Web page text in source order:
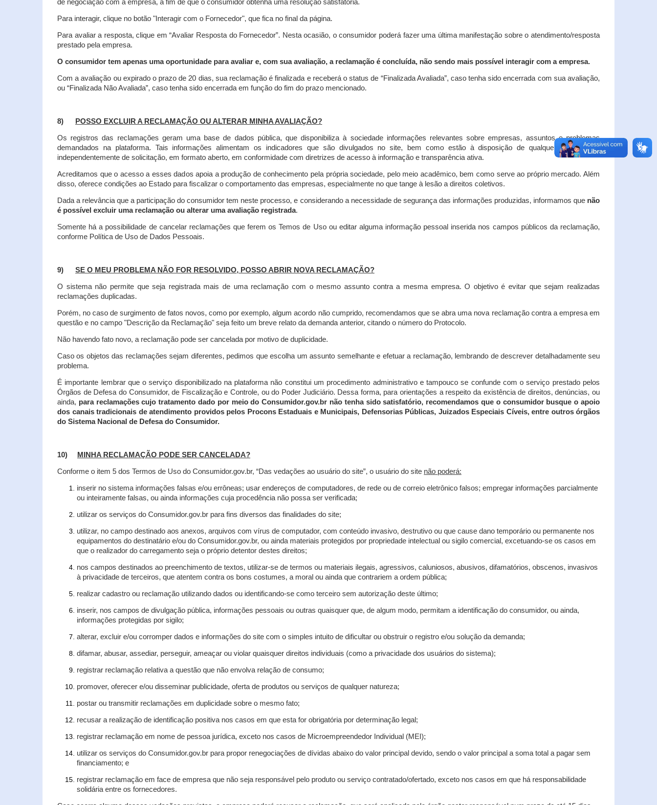
de negociação com a empresa, a fim de que o consumidor obtenha uma resolução satisfatória.
Para interagir, clique no botão "Interagir com o Fornecedor", que fica no final da página.
Para avaliar a resposta, clique em “Avaliar Resposta do Fornecedor”. Nesta ocasião, o consumidor poderá fazer uma última manifestação sobre o atendimento/resposta
prestado pela empresa.
O consumidor tem apenas uma oportunidade para avaliar e, com sua avaliação, a reclamação é concluída, não sendo mais possível interagir com a empresa.
Com a avaliação ou expirado o prazo de 20 dias, sua reclamação é finalizada e receberá o status de “Finalizada Avaliada”, caso tenha sido encerrada com sua avaliação,
ou “Finalizada Não Avaliada”, caso tenha sido encerrada em função do fim do prazo mencionado.
8) POSSO EXCLUIR A RECLAMAÇÃO OU ALTERAR MINHA AVALIAÇÃO?
Os registros das reclamações geram uma base de dados pública, que disponibiliza à sociedade informações relevantes sobre empresas, assuntos e problemas
demandados na plataforma. Tais informações alimentam os indicadores que são divulgados no site, bem como estão à disposição de qualquer interessado,
independentemente de solicitação, em formato aberto, em conformidade com diretrizes de acesso à informação e transparência ativa.
Acreditamos que o acesso a esses dados apoia a produção de conhecimento pela própria sociedade, pelo meio acadêmico, bem como serve ao próprio mercado. Além
disso, oferece condições ao Estado para fiscalizar o comportamento das empresas, especialmente no que tange à lesão a direitos coletivos.
Dada a relevância que a participação do consumidor tem neste processo, e considerando a necessidade de segurança das informações produzidas, informamos que não
é possível excluir uma reclamação ou alterar uma avaliação registrada.
Somente há a possibilidade de cancelar reclamações que ferem os Temos de Uso ou editar alguma informação pessoal inserida nos campos públicos da reclamação,
conforme Política de Uso de Dados Pessoais.
9) SE O MEU PROBLEMA NÃO FOR RESOLVIDO, POSSO ABRIR NOVA RECLAMAÇÃO?
O sistema não permite que seja registrada mais de uma reclamação com o mesmo assunto contra a mesma empresa. O objetivo é evitar que sejam realizadas
reclamações duplicadas.
Porém, no caso de surgimento de fatos novos, como por exemplo, algum acordo não cumprido, recomendamos que se abra uma nova reclamação contra a empresa em
questão e no campo "Descrição da Reclamação" seja feito um breve relato da demanda anterior, citando o número do Protocolo.
Não havendo fato novo, a reclamação pode ser cancelada por motivo de duplicidade.
Caso os objetos das reclamações sejam diferentes, pedimos que escolha um assunto semelhante e efetuar a reclamação, lembrando de descrever detalhadamente seu
problema.
É importante lembrar que o serviço disponibilizado na plataforma não constitui um procedimento administrativo e tampouco se confunde com o serviço prestado pelos
Órgãos de Defesa do Consumidor, de Fiscalização e Controle, ou do Poder Judiciário. Dessa forma, para orientações a respeito da existência de direitos, denúncias, ou
ainda, para reclamações cujo tratamento dado por meio do Consumidor.gov.br não tenha sido satisfatório, recomendamos que o consumidor busque o apoio
dos canais tradicionais de atendimento providos pelos Procons Estaduais e Municipais, Defensorias Públicas, Juizados Especiais Cíveis, entre outros órgãos
do Sistema Nacional de Defesa do Consumidor.
10) MINHA RECLAMAÇÃO PODE SER CANCELADA?
Conforme o item 5 dos Termos de Uso do Consumidor.gov.br, “Das vedações ao usuário do site”, o usuário do site não poderá:
inserir no sistema informações falsas e/ou errôneas; usar endereços de computadores, de rede ou de correio eletrônico falsos; empregar informações parcialmente
ou inteiramente falsas, ou ainda informações cuja procedência não possa ser verificada;
utilizar os serviços do Consumidor.gov.br para fins diversos das finalidades do site;
utilizar, no campo destinado aos anexos, arquivos com vírus de computador, com conteúdo invasivo, destrutivo ou que cause dano temporário ou permanente nos
equipamentos do destinatário e/ou do Consumidor.gov.br, ou ainda materiais protegidos por propriedade intelectual ou sigilo comercial, excetuando-se os casos em
que o realizador do carregamento seja o próprio detentor destes direitos;
nos campos destinados ao preenchimento de textos, utilizar-se de termos ou materiais ilegais, agressivos, caluniosos, abusivos, difamatórios, obscenos, invasivos
à privacidade de terceiros, que atentem contra os bons costumes, a moral ou ainda que contrariem a ordem pública;
realizar cadastro ou reclamação utilizando dados ou identificando-se como terceiro sem autorização deste último;
inserir, nos campos de divulgação pública, informações pessoais ou outras quaisquer que, de algum modo, permitam a identificação do consumidor, ou ainda,
informações protegidas por sigilo;
alterar, excluir e/ou corromper dados e informações do site com o simples intuito de dificultar ou obstruir o registro e/ou solução da demanda;
difamar, abusar, assediar, perseguir, ameaçar ou violar quaisquer direitos individuais (como a privacidade dos usuários do sistema);
registrar reclamação relativa a questão que não envolva relação de consumo;
promover, oferecer e/ou disseminar publicidade, oferta de produtos ou serviços de qualquer natureza;
postar ou transmitir reclamações em duplicidade sobre o mesmo fato;
recusar a realização de identificação positiva nos casos em que esta for obrigatória por determinação legal;
registrar reclamação em nome de pessoa jurídica, exceto nos casos de Microempreendedor Individual (MEI);
utilizar os serviços do Consumidor.gov.br para propor renegociações de dívidas abaixo do valor principal devido, sendo o valor principal a soma total a pagar sem
financiamento; e
registrar reclamação em face de empresa que não seja responsável pelo produto ou serviço contratado/ofertado, exceto nos casos em que há responsabilidade
solidária entre os fornecedores.